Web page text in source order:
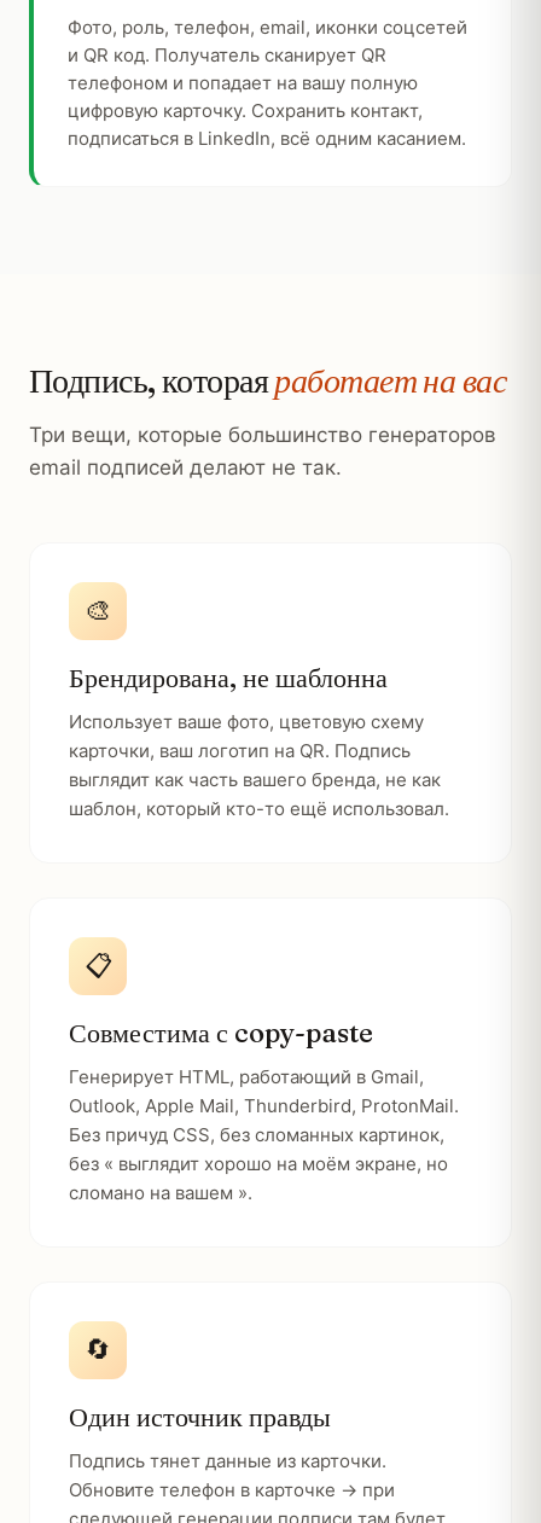
Фото, роль, телефон, email, иконки соцсетей
и QR код. Получатель сканирует QR
телефоном и попадает на вашу полную
цифровую карточку. Сохранить контакт,
подписаться в LinkedIn, всё одним касанием.
Подпись, котораяработает на вас
Три вещи, которые большинство генераторов
email подписей делают не так.
🎨
Брендирована, не шаблонна
Использует ваше фото, цветовую схему
карточки, ваш логотип на QR. Подпись
выглядит как часть вашего бренда, не как
шаблон, который кто-то ещё использовал.
📋
Совместима с copy-paste
Генерирует HTML, работающий в Gmail,
Outlook, Apple Mail, Thunderbird, ProtonMail.
Без причуд CSS, без сломанных картинок,
без « выглядит хорошо на моём экране, но
сломано на вашем ».
🔄
Один источник правды
Подпись тянет данные из карточки.
Обновите телефон в карточке → при